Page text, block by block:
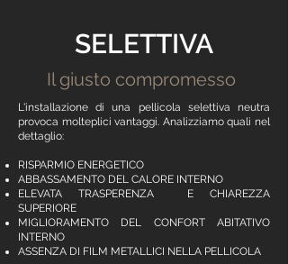
SELETTIVA
Il giusto compromesso
L'installazione di una pellicola selettiva neutra
provoca molteplici vantaggi. Analizziamo quali nel
dettaglio:
RISPARMIO ENERGETICO
ABBASSAMENTO DEL CALORE INTERNO
ELEVATA TRASPERENZA E CHIAREZZA
SUPERIORE
MIGLIORAMENTO DEL CONFORT ABITATIVO
INTERNO
ASSENZA DI FILM METALLICI NELLA PELLICOLA